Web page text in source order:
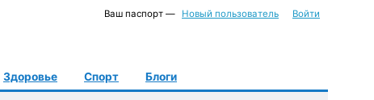
Ваш паспорт — Новый пользователь Войти
Здоровье Спорт Блоги